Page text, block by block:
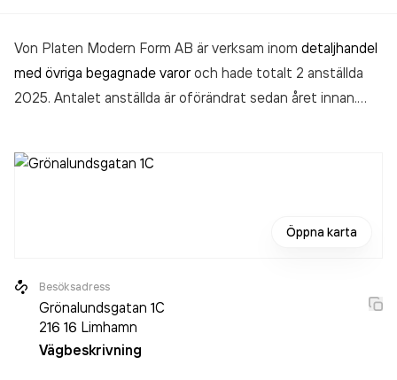
Von Platen Modern Form AB är verksam inom detaljhandel
med övriga begagnade varoroch hade totalt 2 anställda
2025. Antalet anställda är oförändrat sedan året innan.
senaste räkenskapsåret (2025).
Öppna karta
Besöksadress
Grönalundsgatan 1C
216 16 Limhamn
Vägbeskrivning